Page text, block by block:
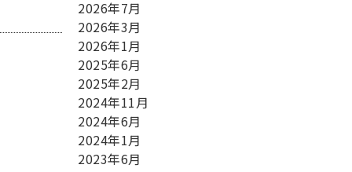
2026年7月
2026年3月
2026年1月
2025年6月
2025年2月
2024年11月
2024年6月
2024年1月
2023年6月